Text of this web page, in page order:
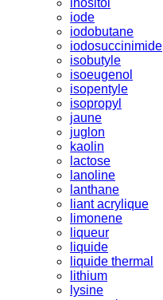
iode
iodobutane
iodosuccinimide
isobutyle
isoeugenol
isopentyle
isopropyl
jaune
juglon
kaolin
lactose
lanoline
lanthane
liant acrylique
limonene
liqueur
liquide
liquide thermal
lithium
lysine